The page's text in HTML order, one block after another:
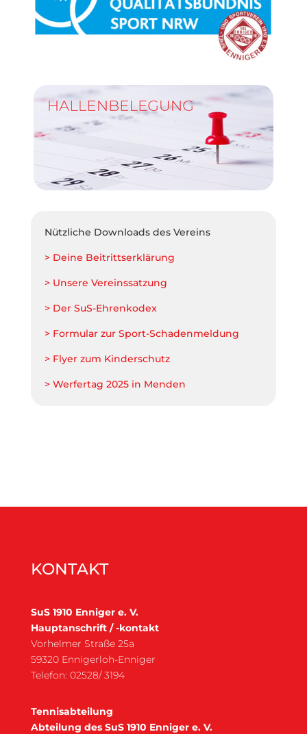
Nützliche Downloads des Vereins
> Deine Beitrittserklärung
> Unsere Vereinssatzung
> Der SuS-Ehrenkodex
> Formular zur Sport-Schadenmeldung
> Flyer zum Kinderschutz
> Werfertag 2025 in Menden
KONTAKT
SuS 1910 Enniger e. V.
Hauptanschrift / -kontakt
Vorhelmer Straße 25a
59320 Ennigerloh-Enniger
Telefon: 02528/ 3194
Tennisabteilung
Abteilung des SuS 1910 Enniger e. V.